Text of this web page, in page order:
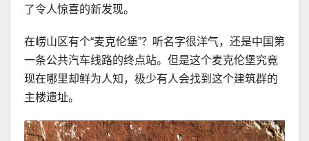
了令人惊喜的新发现。
在崂山区有个“麦克伦堡”？听名字很洋气，还是中国第
一条公共汽车线路的终点站。但是这个麦克伦堡究竟
现在哪里却鲜为人知，极少有人会找到这个建筑群的
主楼遗址。